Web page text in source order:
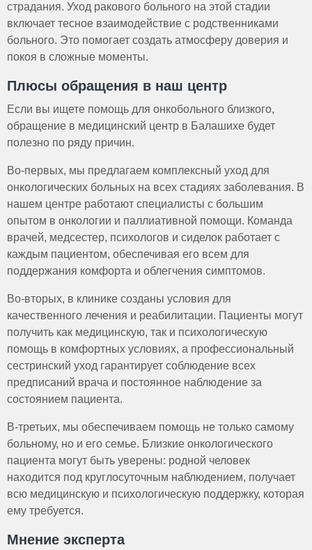
страдания. Уход ракового больного на этой стадии
включает тесное взаимодействие с родственниками
больного. Это помогает создать атмосферу доверия и
покоя в сложные моменты.
Плюсы обращения в наш центр
Если вы ищете помощь для онкобольного близкого,
обращение в медицинский центр в Балашихе будет
полезно по ряду причин.
Во-первых, мы предлагаем комплексный уход для
онкологических больных на всех стадиях заболевания. В
нашем центре работают специалисты с большим
опытом в онкологии и паллиативной помощи. Команда
врачей, медсестер, психологов и сиделок работает с
каждым пациентом, обеспечивая его всем для
поддержания комфорта и облегчения симптомов.
Во-вторых, в клинике созданы условия для
качественного лечения и реабилитации. Пациенты могут
получить как медицинскую, так и психологическую
помощь в комфортных условиях, а профессиональный
сестринский уход гарантирует соблюдение всех
предписаний врача и постоянное наблюдение за
состоянием пациента.
В-третьих, мы обеспечиваем помощь не только самому
больному, но и его семье. Близкие онкологического
пациента могут быть уверены: родной человек
находится под круглосуточным наблюдением, получает
всю медицинскую и психологическую поддержку, которая
ему требуется.
Мнение эксперта